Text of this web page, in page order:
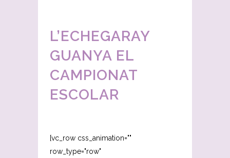
L’ECHEGARAY
GUANYA EL
CAMPIONAT
ESCOLAR
[vc_row css_animation=""
row_type="row"